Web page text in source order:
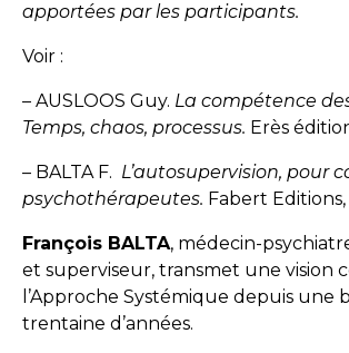
apportées par les participants.
Voir :
– AUSLOOS Guy. La compétence
Temps, chaos, processus. Erès
– BALTA F. L’autosupervision, pour
psychothérapeutes. Fabert Editions,
François BALTA, médecin-
et superviseur, transmet une vision
l’Approche Systémique depuis une
trentaine d’années.